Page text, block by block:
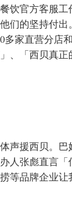
饮官方客服
们的坚持付
家直营分店
、「西贝真正
声援西贝。
人张彪直言
等品牌企业